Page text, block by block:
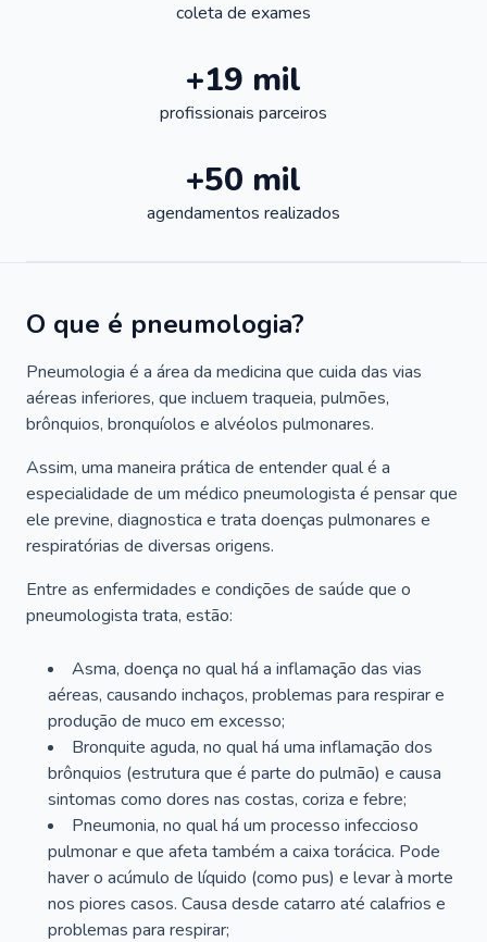
coleta de exames
+19 mil
profissionais parceiros
+50 mil
agendamentos realizados
O que é pneumologia?
Pneumologia é a área da medicina que cuida das vias
aéreas inferiores, que incluem traqueia, pulmões,
brônquios, bronquíolos e alvéolos pulmonares.
Assim, uma maneira prática de entender qual é a
especialidade de um médico pneumologista é pensar que
ele previne, diagnostica e trata doenças pulmonares e
respiratórias de diversas origens.
Entre as enfermidades e condições de saúde que o
pneumologista trata, estão:
Asma, doença no qual há a inflamação das vias
aéreas, causando inchaços, problemas para respirar e
produção de muco em excesso;
Bronquite aguda, no qual há uma inflamação dos
brônquios (estrutura que é parte do pulmão) e causa
sintomas como dores nas costas, coriza e febre;
Pneumonia, no qual há um processo infeccioso
pulmonar e que afeta também a caixa torácica. Pode
haver o acúmulo de líquido (como pus) e levar à morte
nos piores casos. Causa desde catarro até calafrios e
problemas para respirar;